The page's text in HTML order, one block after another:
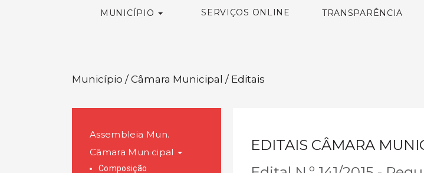
MUNICÍPIO SERVIÇOS ONLINE TRANSPARÊNCIA
Município / Câmara Municipal / Editais
Assembleia Mun.
Câmara Municipal
Composição
EDITAIS CÂMARA